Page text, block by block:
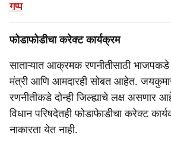
गप्प
फोडाफोडीचा करेक्ट कार्यक्रम
साताऱ्यात आक्रमक रणनीतीसाठी
मंत्री आणि आमदारही सोबत आहेत. जयकुमार
रणनीतीकडे दोन्ही जिल्ह्याचे लक्ष असणार
विधान परिषदेतही फोडाफेाडीचा करेक्ट
नाकारता येत नाही.